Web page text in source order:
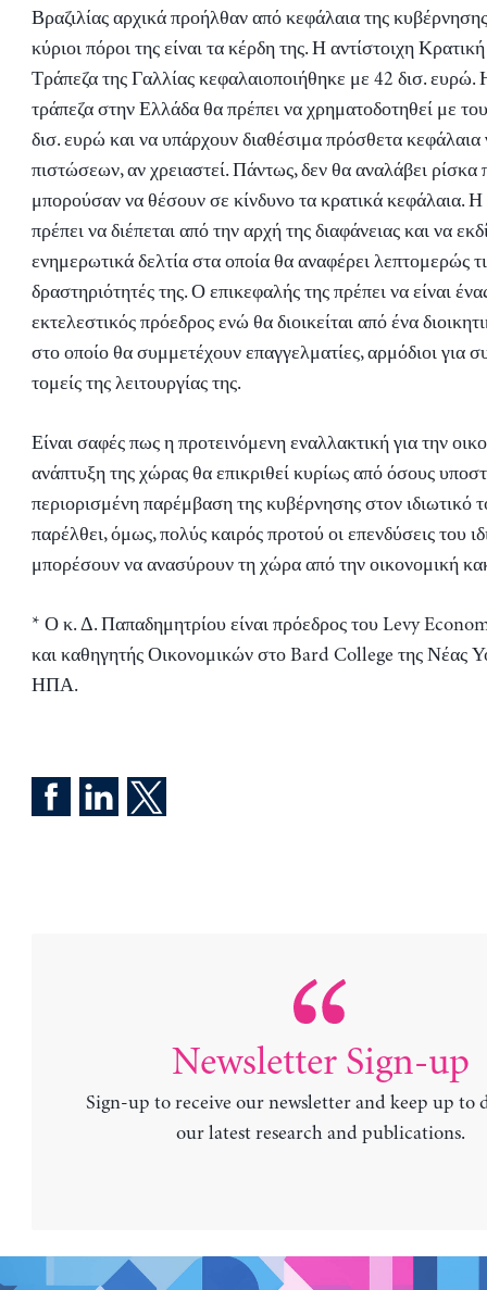
Βραζιλίας αρχικά προήλθαν από κεφάλαια της
κύριοι πόροι της είναι τα κέρδη της. Η αντίστοιχη
Τράπεζα της Γαλλίας κεφαλαιοποιήθηκε με 42 δισ. ευρώ.
τράπεζα στην Ελλάδα θα πρέπει να χρηματοδοτηθεί με
δισ. ευρώ και να υπάρχουν διαθέσιμα πρόσθετα κεφάλαια
πιστώσεων, αν χρειαστεί. Πάντως, δεν θα αναλάβει ρίσκα
μπορούσαν να θέσουν σε κίνδυνο τα κρατικά κεφάλαια. Η
πρέπει να διέπεται από την αρχή της διαφάνειας και να
ενημερωτικά δελτία στα οποία θα αναφέρει λεπτομερώς
δραστηριότητές της. Ο επικεφαλής της πρέπει να είναι
εκτελεστικός πρόεδρος ενώ θα διοικείται από ένα
στο οποίο θα συμμετέχουν επαγγελματίες, αρμόδιοι για
τομείς της λειτουργίας της.
Είναι σαφές πως η προτεινόμενη εναλλακτική για την
ανάπτυξη της χώρας θα επικριθεί κυρίως από όσους
περιορισμένη παρέμβαση της κυβέρνησης στον ιδιωτικό
παρέλθει, όμως, πολύς καιρός προτού οι επενδύσεις του
μπορέσουν να ανασύρουν τη χώρα από την οικονομική
* Ο κ. Δ. Παπαδημητρίου είναι πρόεδρος του Levy
και καθηγητής Οικονομικών στο Bard College της Νέας
ΗΠΑ.
Newsletter Sign-up
Sign-up to receive our newsletter and keep up to
our latest research and publications.